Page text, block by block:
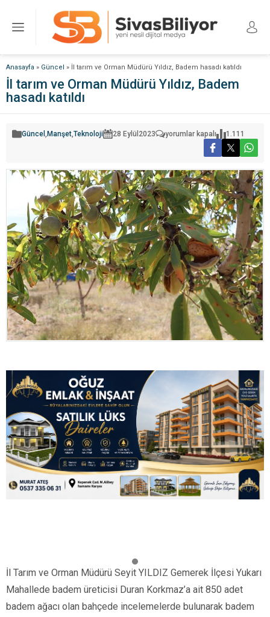
Anasayfa » Güncel » İl tarım ve Orman Müdürü Yıldız, Badem hasadı katıldı
İl tarım ve Orman Müdürü Yıldız, Badem
hasadı katıldı
Güncel , Manşet,Teknoloji 28 Eylül 2023
İl
Müdürü
Yıldız,
Badem
hasadı
katıldı
için
yorumlar kapalı 1.111
İl Tarım ve Orman Müdürü Seyit YILDIZ Gemerek İlçesi Yukarı
Mahallede badem üreticisi Duran Korkmaz’a ait 850 adet
badem ağacı olan bahçede incelemelerde bulunarak badem